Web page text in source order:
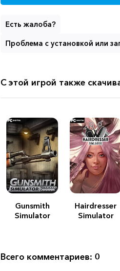
Есть жалоба?
Проблема с установкой или
С этой игрой также
Gunsmith
Simulator
Hairdresser
Simulator
Всего комментариев: 0